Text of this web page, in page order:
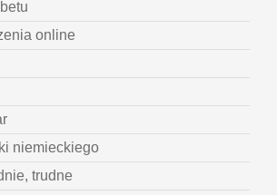
online
niemieckiego
trudne